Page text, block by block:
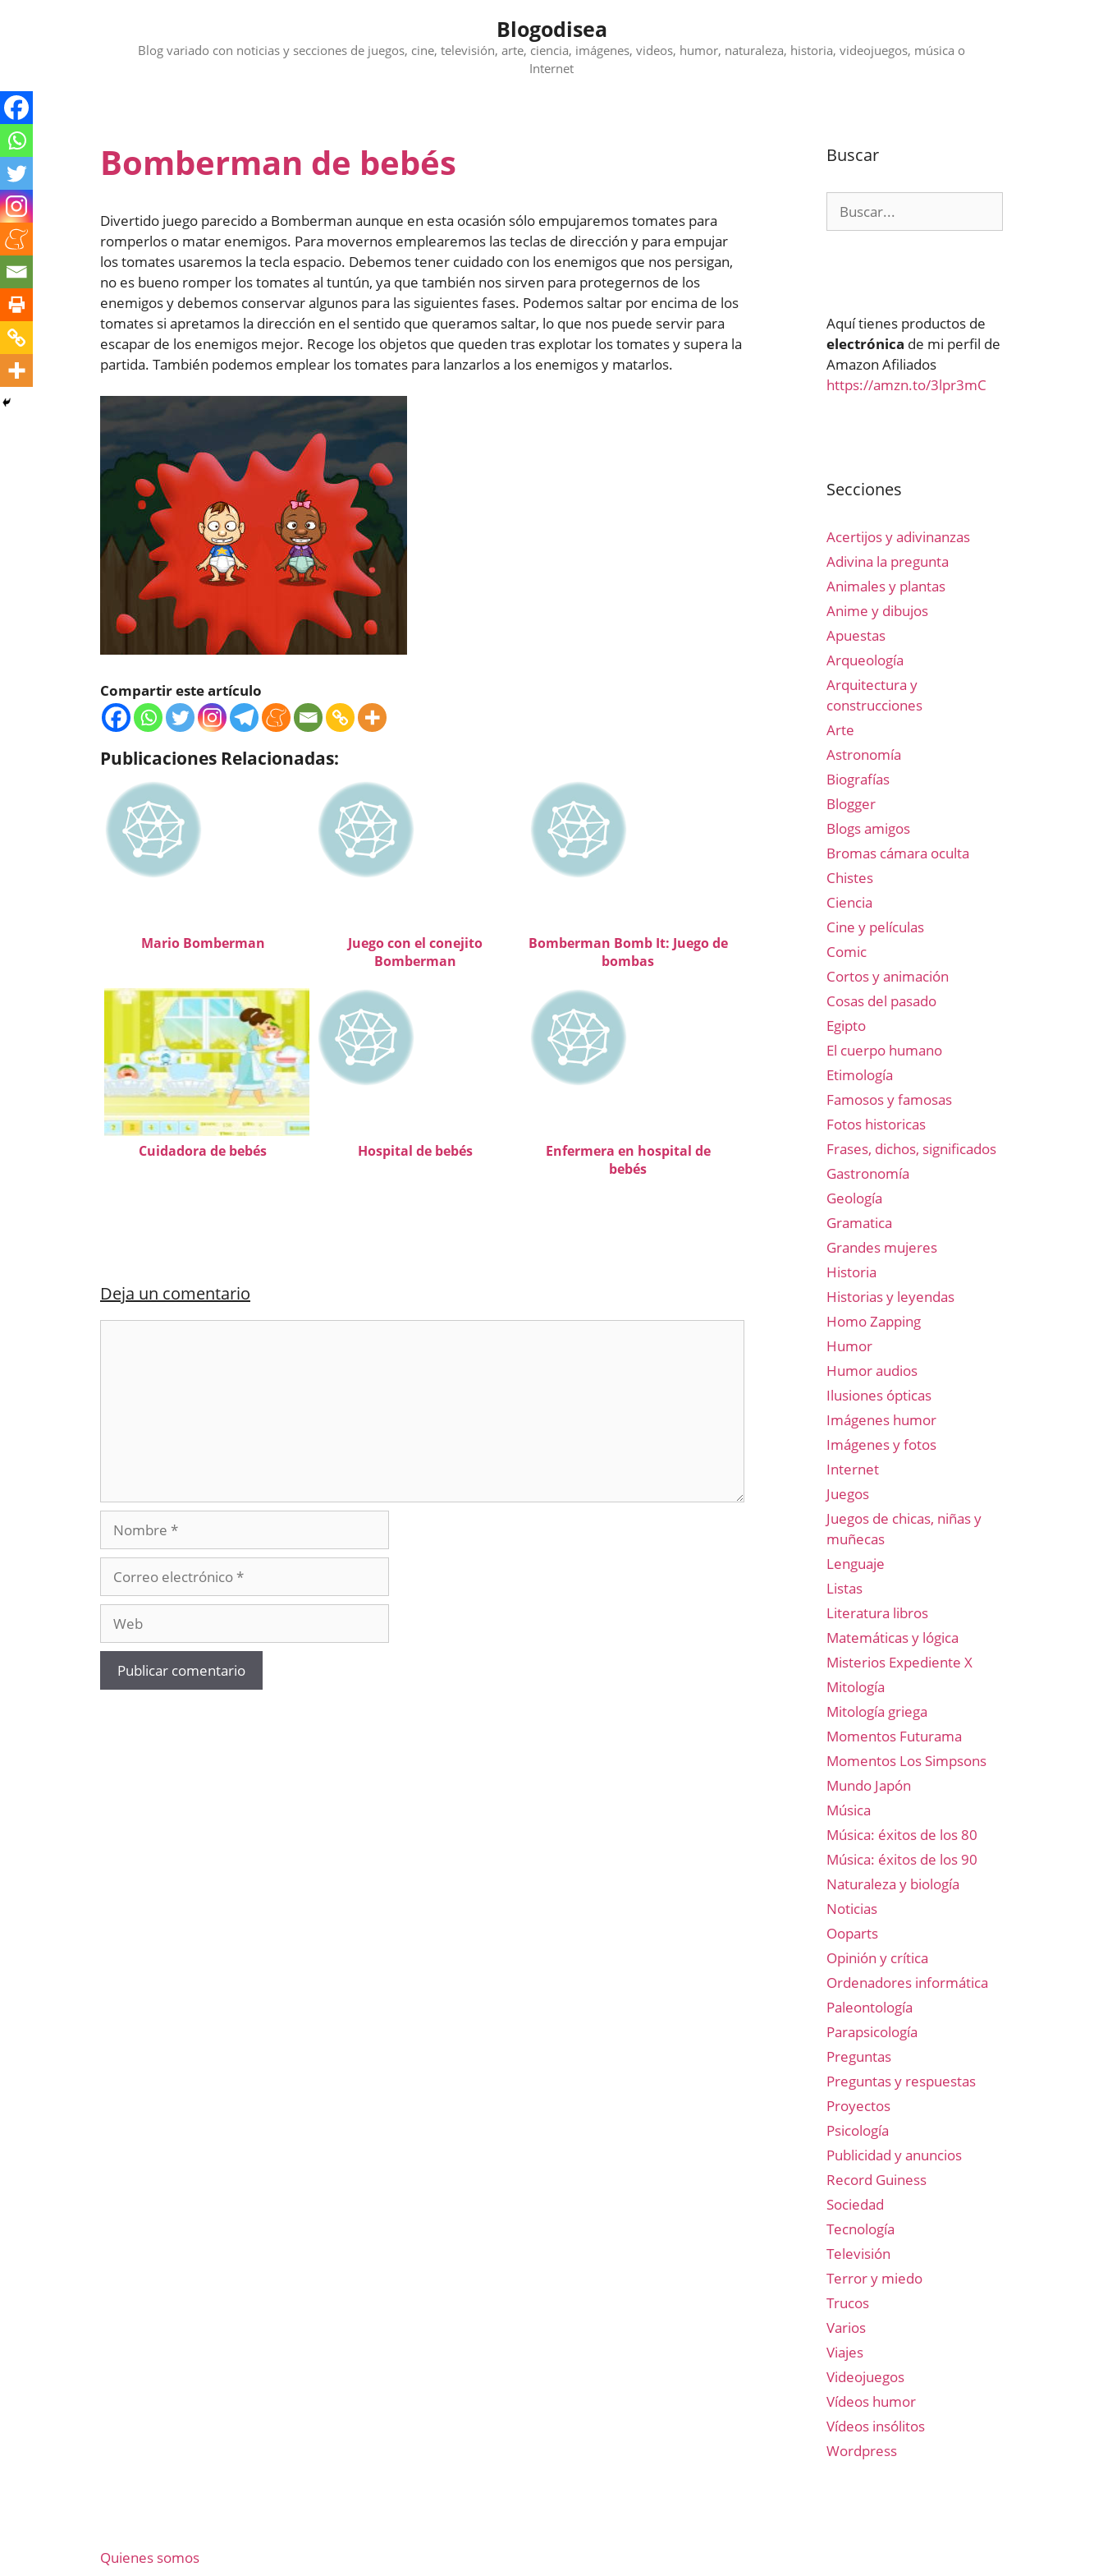
Blogodisea
Blog variado con noticias y secciones de juegos, cine, televisión, arte, ciencia, imágenes, videos, humor, naturaleza, historia, videojuegos, música o
Internet
Bomberman de bebés
Divertido juego parecido a Bomberman aunque en esta ocasión sólo empujaremos tomates para
romperlos o matar enemigos. Para movernos emplearemos las teclas de dirección y para empujar
los tomates usaremos la tecla espacio. Debemos tener cuidado con los enemigos que nos persigan,
no es bueno romper los tomates al tuntún, ya que también nos sirven para protegernos de los
enemigos y debemos conservar algunos para las siguientes fases. Podemos saltar por encima de los
tomates si apretamos la dirección en el sentido que queramos saltar, lo que nos puede servir para
escapar de los enemigos mejor. Recoge los objetos que queden tras explotar los tomates y supera la
partida. También podemos emplear los tomates para lanzarlos a los enemigos y matarlos.
Compartir este artículo
Publicaciones Relacionadas:
Mario Bomberman
Juego con el conejito
Bomberman
Bomberman Bomb It: Juego de
bombas
Cuidadora de bebés Hospital de bebés
Enfermera en hospital de
bebés
Deja un comentario
Nombre
electrónico
Buscar
Aquí tienes productos de
electrónica de mi perfil de
Amazon Afiliados
https://amzn.to/3lpr3mC
Secciones
Acertijos y adivinanzas
Adivina la pregunta
Animales y plantas
Anime y dibujos
Apuestas
Arqueología
Arquitectura y
construcciones
Arte
Astronomía
Biografías
Blogger
Blogs amigos
Bromas cámara oculta
Chistes
Ciencia
Cine y películas
Comic
Cortos y animación
Cosas del pasado
Egipto
El cuerpo humano
Etimología
Famosos y famosas
Fotos historicas
Frases, dichos, significados
Gastronomía
Geología
Gramatica
Grandes mujeres
Historia
Historias y leyendas
Homo Zapping
Humor
Humor audios
Ilusiones ópticas
Imágenes humor
Imágenes y fotos
Internet
Juegos
Juegos de chicas, niñas y
muñecas
Lenguaje
Listas
Literatura libros
Matemáticas y lógica
Misterios Expediente X
Mitología
Mitología griega
Momentos Futurama
Momentos Los Simpsons
Mundo Japón
Música
Música: éxitos de los 80
Música: éxitos de los 90
Naturaleza y biología
Noticias
Ooparts
Opinión y crítica
Ordenadores informática
Paleontología
Parapsicología
Preguntas
Preguntas y respuestas
Proyectos
Psicología
Publicidad y anuncios
Record Guiness
Sociedad
Tecnología
Televisión
Terror y miedo
Trucos
Varios
Viajes
Videojuegos
Vídeos humor
Vídeos insólitos
Wordpress
Quienes somos